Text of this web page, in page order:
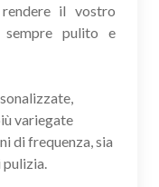
il vostro
pulito e
variegate
di frequenza, sia
pulizia.